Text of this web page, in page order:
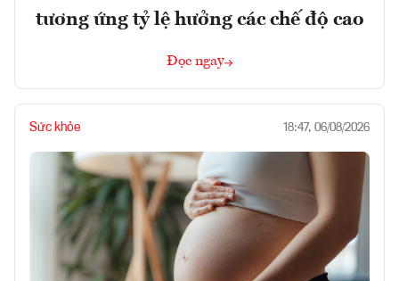
tương ứng tỷ lệ hưởng các chế độ cao
Đọc ngay
Sức khỏe 18:47, 06/08/2026